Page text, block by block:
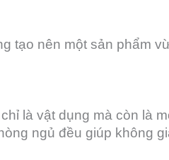
tạo nên một sản phẩm
là vật dụng mà còn là
ngủ đều giúp không